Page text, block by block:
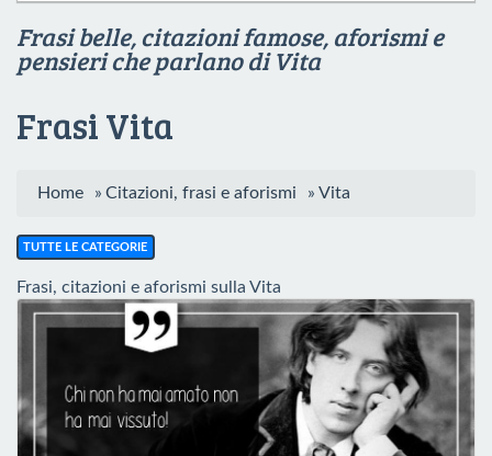
Frasi belle, citazioni famose, aforismi e
pensieri che parlano di Vita
Frasi Vita
Home » Citazioni, frasi e aforismi » Vita
TUTTE LE CATEGORIE
Frasi, citazioni e aforismi sulla Vita